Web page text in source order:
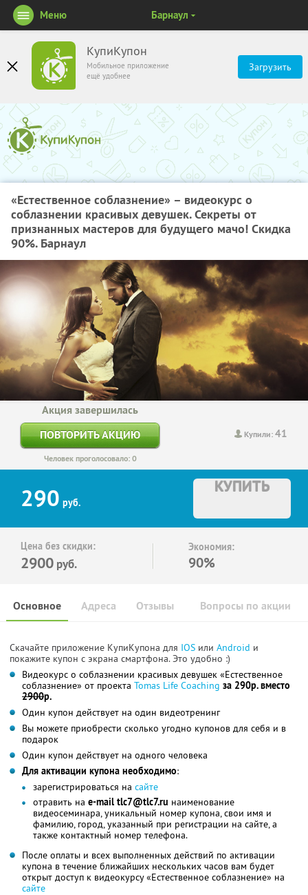
КупиКупон
Мобильное приложение
ещё удобнее
Загрузить
Меню Барнаул
«Естественное соблазнение» – видеокурс о
соблазнении красивых девушек. Секреты от
признанных мастеров для будущего мачо! Скидка
90%. Барнаул
Купили:41
Акция завершилась
ПОВТОРИТЬ АКЦИЮ
Человек проголосовало: 0
290 руб.
КУПИТЬ
Цена без скидки:
2900 руб.
Экономия:
90%
Основное Отзывы Вопросы по акции
Адреса
Скачайте приложение КупиКупона для IOS или Android и
покажите купон с экрана смартфона. Это удобно :)
Видеокурс о соблазнении красивых девушек «Естественное
соблазнение» от проекта Tomas Life Coaching за 290р. вместо
2900р.
Один купон действует на один видеотренинг
Вы можете приобрести сколько угодно купонов для себя и в
подарок
Один купон действует на одного человека
Для активации купона необходимо:
зарегистрироваться на сайте
отравить на e-mail tlc7@tlc7.ru наименование
видеосеминара, уникальный номер купона, свои имя и
фамилию, город, указанный при регистрации на сайте, а
также контактный номер телефона.
После оплаты и всех выполненных действий по активации
купона в течение ближайших нескольких часов вам будет
открыт доступ к видеокурсу «Естественное соблазнение» на
сайте